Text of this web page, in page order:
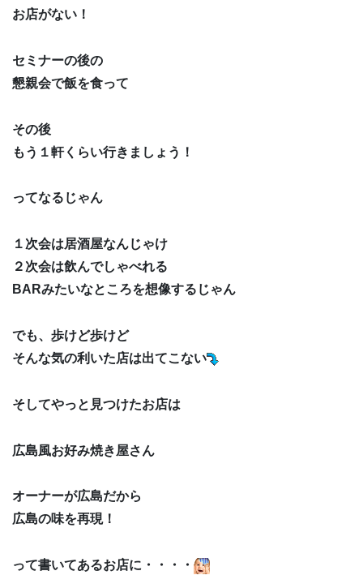
お店がない！
セミナーの後の
懇親会で飯を食って
その後
もう１軒くらい行きましょう！
ってなるじゃん
１次会は居酒屋なんじゃけ
２次会は飲んでしゃべれる
BARみたいなところを想像するじゃん
でも、歩けど歩けど
そんな気の利いた店は出てこない
そしてやっと見つけたお店は
広島風お好み焼き屋さん
オーナーが広島だから
広島の味を再現！
って書いてあるお店に・・・・